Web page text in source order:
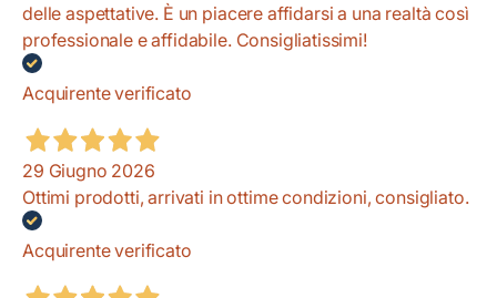
delle aspettative. È un piacere affidarsi a una realtà così
professionale e affidabile. Consigliatissimi!
Acquirente verificato
29 Giugno 2026
Ottimi prodotti, arrivati in ottime condizioni, consigliato.
Acquirente verificato